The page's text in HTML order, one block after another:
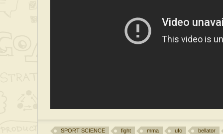
SPORT SCIENCE fight mma ufc bellator